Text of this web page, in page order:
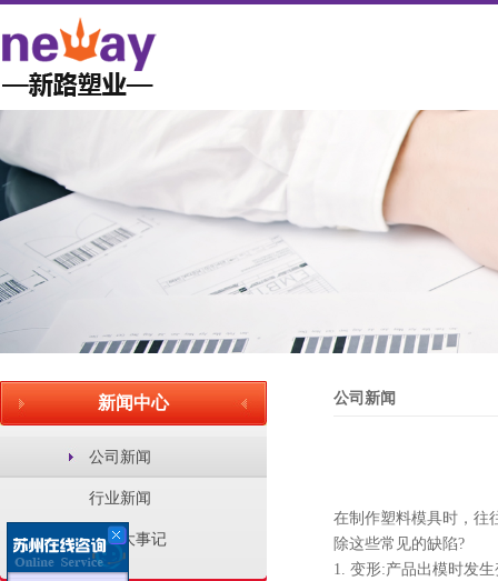
新闻中心
公司新闻
行业新闻
行业大事记
公司新闻
在制作塑料模具时，往
除这些常见的缺陷?
1. 变形:产品出模时发